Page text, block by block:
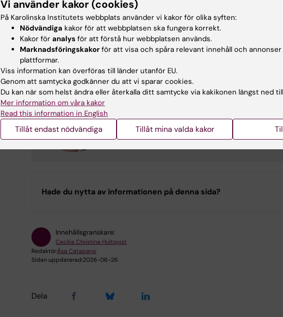
Kontakt
För mer information om kursen kontakta Cecilia Hultqvist:
Cecilia Christina Hultqvist
Telefon: +46852488951
E-post: cecilia.hultqvist@ki.se
Hade du nytta av informationen på denna sida?
Innehållsgranskare:
Cecilia Christina Hultqvist
Redaktör:Åsa Catapano
Sidan uppdaterad:2026-06-26
Dela
Vi använder kakor (cookies)
På Karolinska Institutets webbplats använder vi kakor för olika syften:
Nödvändiga kakor för att webbplatsen ska fungera korrekt.
Kakor för analys för att förstå hur webbplatsen används.
Marknadsföringskakor för att visa och spåra relevant innehåll och
plattformar.
Viss information kan överföras till länder utanför EU.
Genom att samtycka godkänner du att vi sparar cookies.
Du kan när som helst ändra eller återkalla ditt samtycke via kakikonen längst ned
Mer information om våra kakor
Read this information in English
Tillåt endast nödvändiga Tillåt mina valda kakor